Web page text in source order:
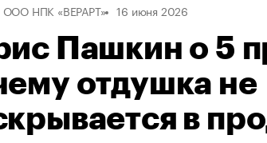
ООО НПК «ВЕРАРТ» 16 июня 2026
Пашкин о 5
отдушка не
в